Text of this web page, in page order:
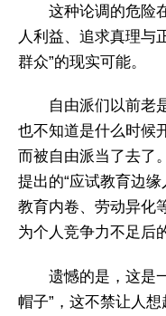
这种论调的危险
人利益、追求真理与
群众”的现实可能。
自由派们以前老
也不知道是什么时候
而被自由派当了去了
提出的“应试教育边
教育内卷、劳动异化
为个人竞争力不足后
遗憾的是，这是
帽子”，这不禁让人